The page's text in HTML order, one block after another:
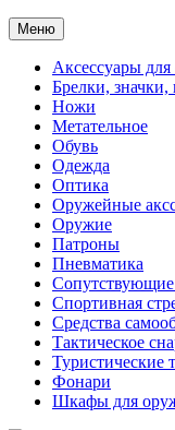
Меню
Аксессуары
Брелки,
Ножи
Метательное
Обувь
Одежда
Оптика
Оружейные
Оружие
Патроны
Пневматика
Спортивная
Средства
Тактическое
Туристические
Фонари
Шкафы для